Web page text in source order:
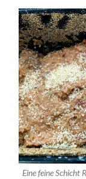
Eine feine Schicht